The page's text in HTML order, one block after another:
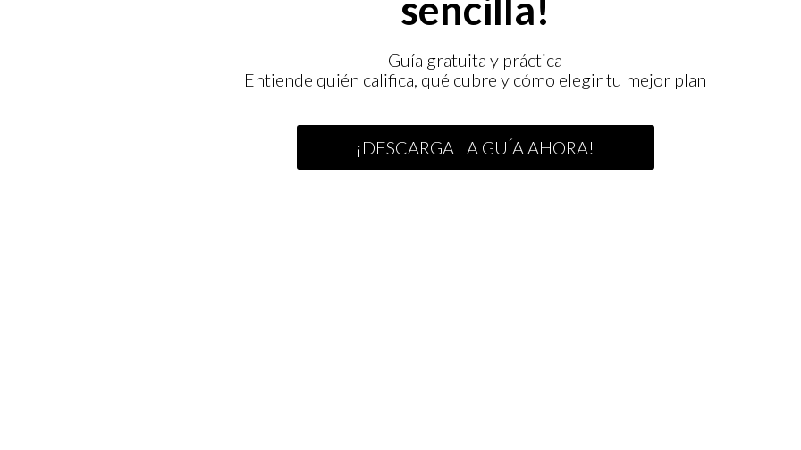
Guía gratuita y práctica
Entiende quién califica, qué cubre y cómo elegir tu mejor plan
¡DESCARGA LA GUÍA AHORA!